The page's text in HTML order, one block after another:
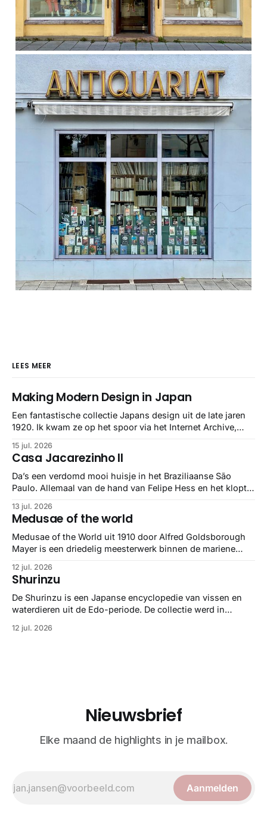
LEES MEER
Making Modern Design in Japan
Een fantastische collectie Japans design uit de late jaren
1920. Ik kwam ze op het spoor via het Internet Archive,
gebundeld in een: boek ✨ Daarin hebben ze alle scans een
stuk netter getrokken, maar op deze manier vind ik ze er
minstens
15 jul. 2026
Casa Jacarezinho II
Da’s een verdomd mooi huisje in het Braziliaanse São
Paulo. Allemaal van de hand van Felipe Hess en het klopt
13 jul. 2026
Medusae of the world
Medusae of the World uit 1910 door Alfred Goldsborough
Mayer is een driedelig meesterwerk binnen de mariene
gedetailleerd overzicht van kwallensoorten en hun
taxonomie. Het boek staat bekend om de combinatie van
strikte wetenschap met prachtige, handgetekende
illustraties en kleurendrukplaten van Mayer zelf.
12 jul. 2026
Shurinzu
De Shurinzu is een Japanse encyclopedie van vissen en
waterdieren uit de Edo-periode. De collectie werd in
bekend om verfijnde technieken en bijna driedimensionale
12 jul. 2026
Nieuwsbrief
Elke maand de highlights in je mailbox.
Aanmelden